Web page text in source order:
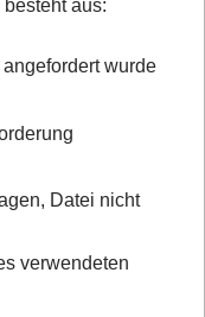
wurde
Datei nicht
verwendeten